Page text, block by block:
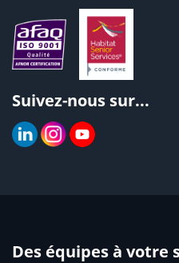
Suivez-nous sur...
Des équipes à votre